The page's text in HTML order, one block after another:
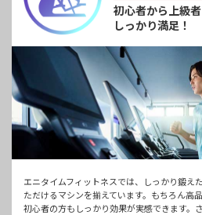
初心者から上級者
しっかり満足！
エニタイムフィットネスでは、しっかり鍛え
ただけるマシンを揃えています。もちろん高
初心者の方もしっかり効果が実感できます。